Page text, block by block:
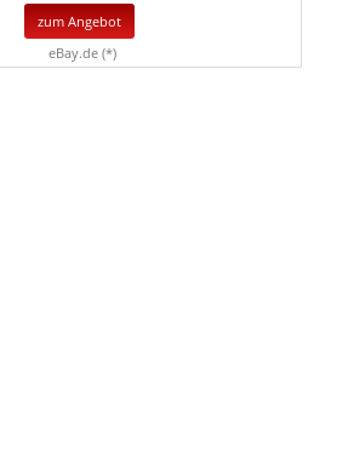
zum Angebot
eBay.de (*)